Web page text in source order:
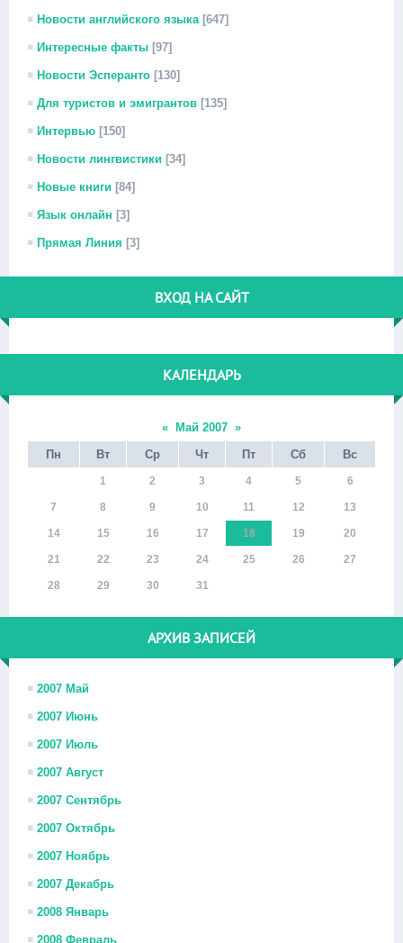
Новости английского языка [647]
Интересные факты [97]
Новости Эсперанто [130]
Для туристов и эмигрантов [135]
Интервью [150]
Новости лингвистики [34]
Новые книги [84]
Язык онлайн [3]
Прямая Линия [3]
ВХОД НА САЙТ
КАЛЕНДАРЬ
« Май 2007 »
Пн
Вт Ср Чт Пт Сб Вс
1 2 3 4 5 6
7 8 9 10 11 12 13
14 15 16 17 18 19 20
21 22 23 24 25 26 27
28 29 30 31
АРХИВ ЗАПИСЕЙ
2007 Май
2007 Июнь
2007 Июль
2007 Август
2007 Сентябрь
2007 Октябрь
2007 Ноябрь
2007 Декабрь
2008 Январь
2008 Февраль